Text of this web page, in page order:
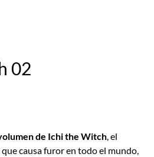
02
de Ichi the Witch, el
que causa furor en todo el mundo,